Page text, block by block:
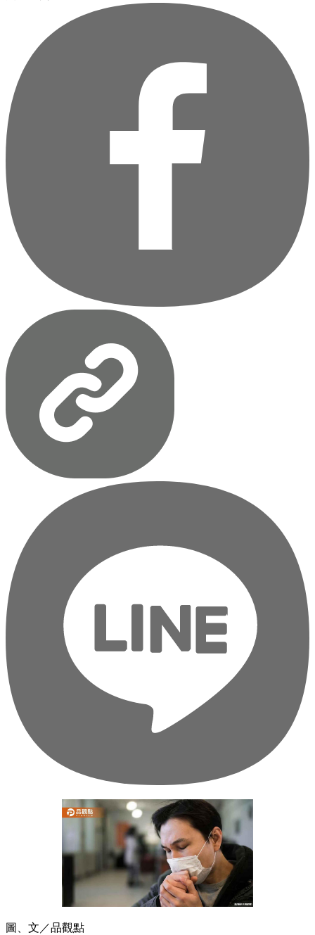
圖、文／品觀點